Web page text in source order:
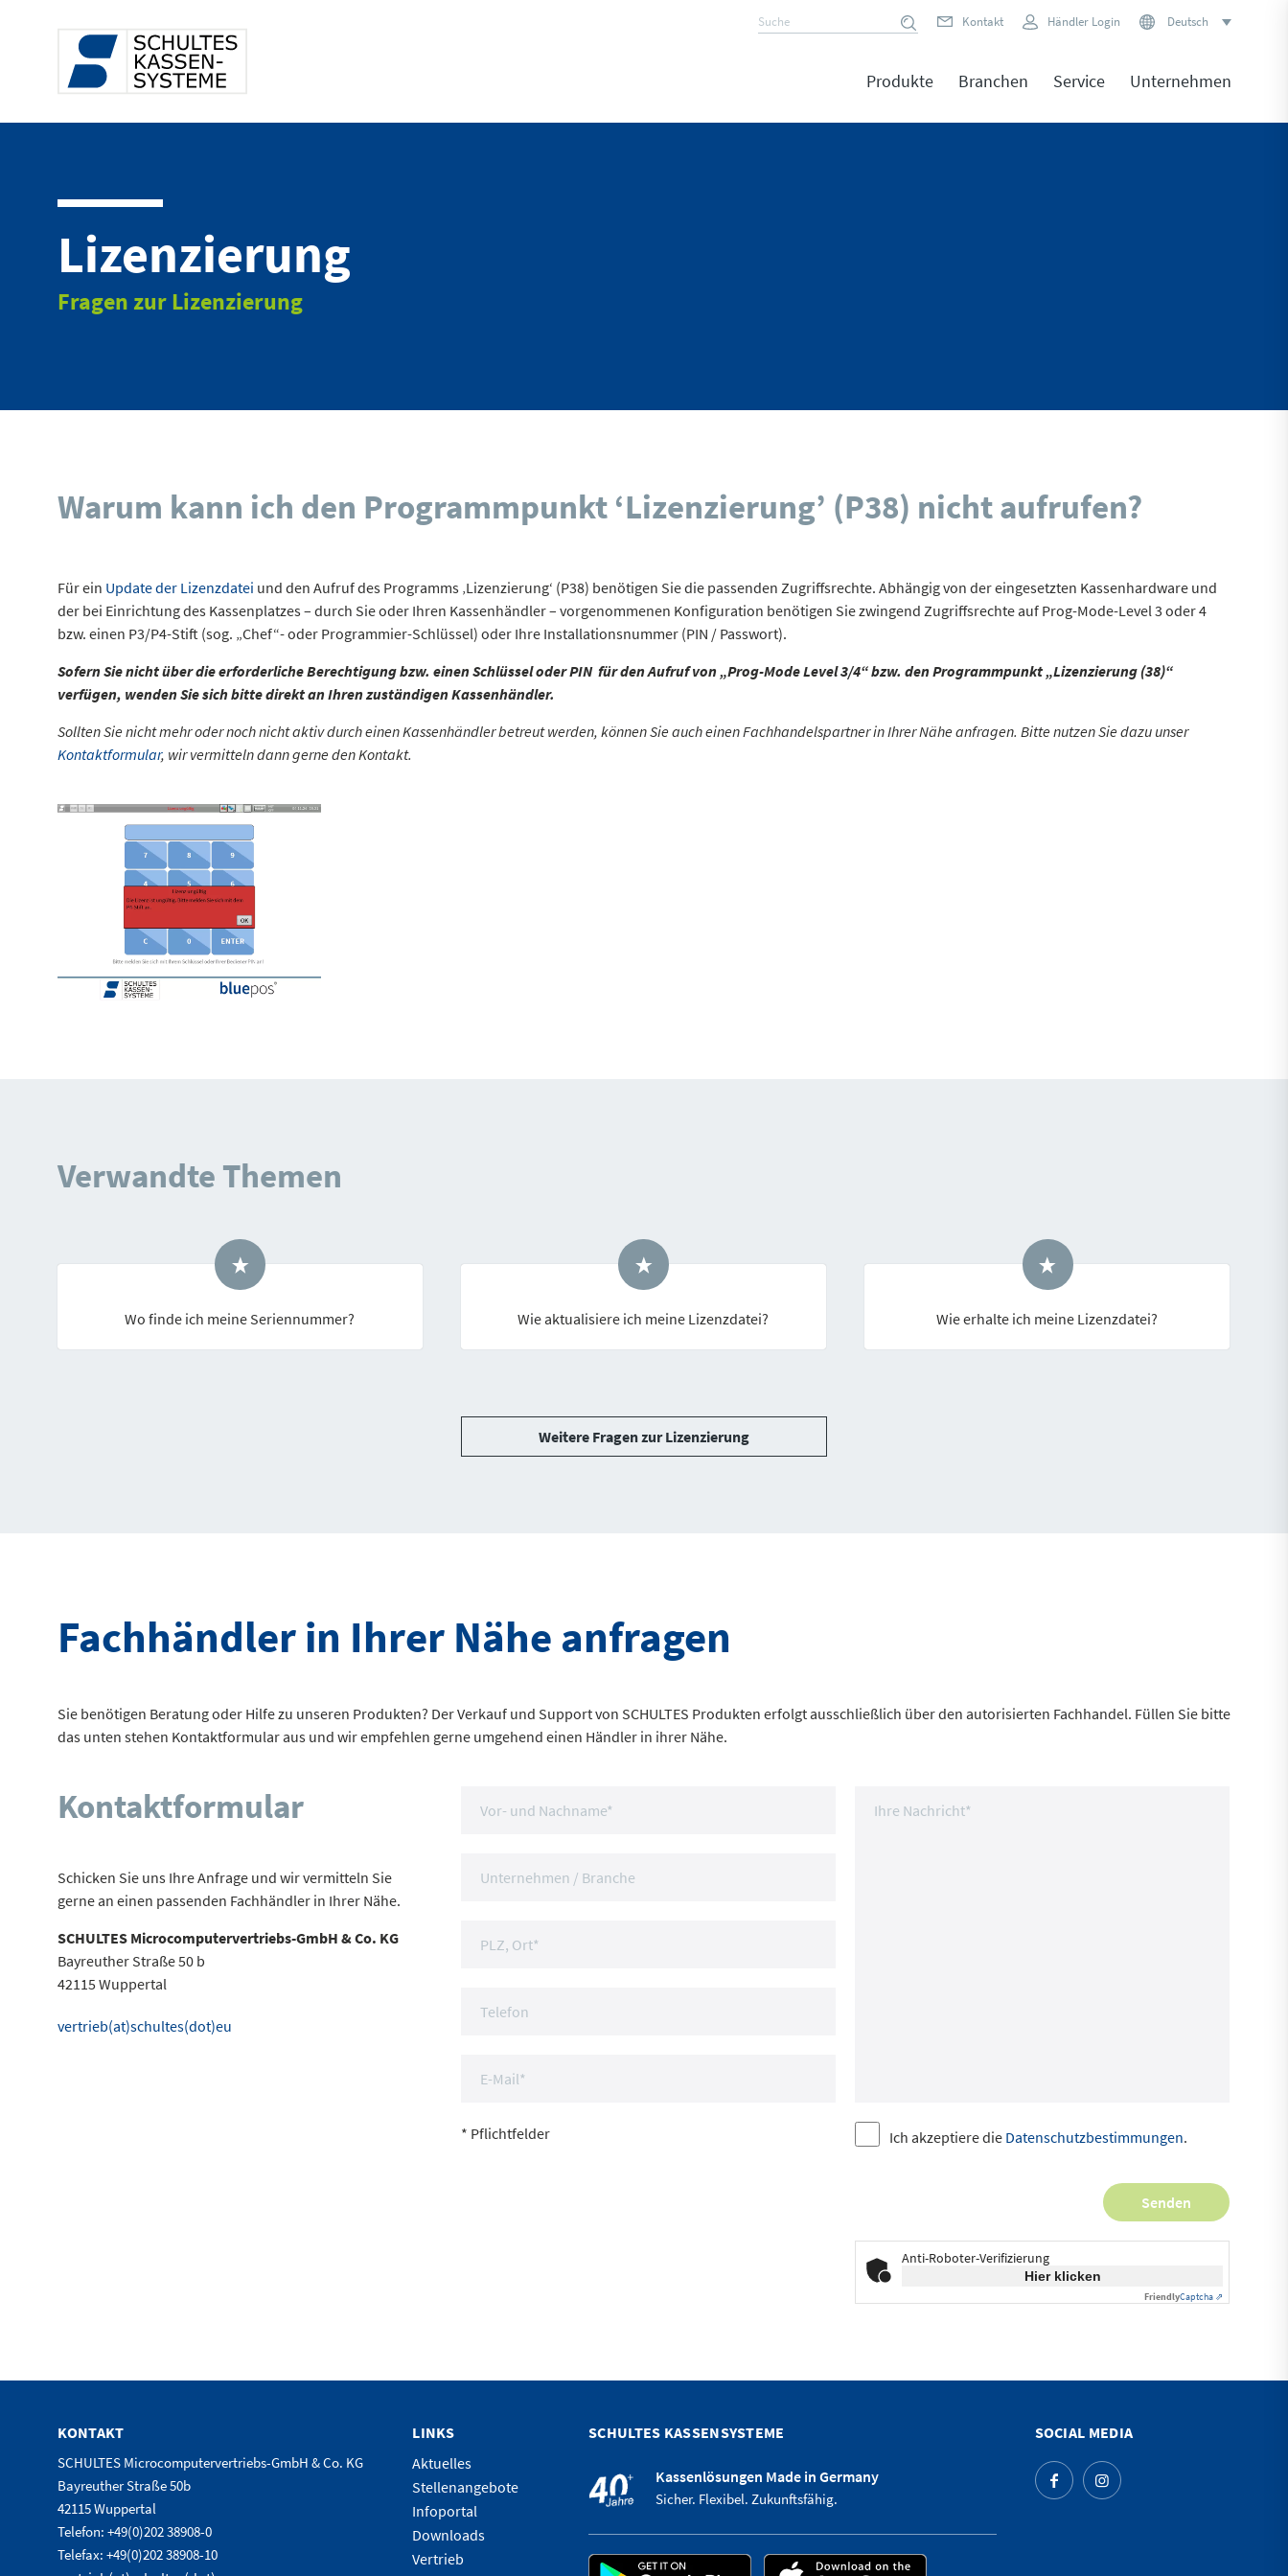
Kontakt Händler Login Deutsch
Produkte Branchen Service Unternehmen
Lizenzierung
Fragen zur Lizenzierung
Warum kann ich den Programmpunkt ‘Lizenzierung’ (P38) nicht aufrufen?
Für ein Update der Lizenzdatei und den Aufruf des Programms ‚Lizenzierung‘ (P38) benötigen Sie die passenden Zugriffsrechte. Abhängig von der eingesetzten Kassenhardware und
der bei Einrichtung des Kassenplatzes – durch Sie oder Ihren Kassenhändler – vorgenommenen Konfiguration benötigen Sie zwingend Zugriffsrechte auf Prog-Mode-Level 3 oder 4
bzw. einen P3/P4-Stift (sog. „Chef“- oder Programmier-Schlüssel) oder Ihre Installationsnummer (PIN / Passwort).
Sofern Sie nicht über die erforderliche Berechtigung bzw. einen Schlüssel oder PIN für den Aufruf von „Prog-Mode Level 3/4“ bzw. den Programmpunkt „Lizenzierung (38)“
verfügen, wenden Sie sich bitte direkt an Ihren zuständigen Kassenhändler.
Sollten Sie nicht mehr oder noch nicht aktiv durch einen Kassenhändler betreut werden, können Sie auch einen Fachhandelspartner in Ihrer Nähe anfragen. Bitte nutzen Sie dazu unser
Kontaktformular, wir vermitteln dann gerne den Kontakt.
Verwandte Themen
Wo finde ich meine Seriennummer? Wie aktualisiere ich meine Lizenzdatei? Wie erhalte ich meine Lizenzdatei?
Weitere Fragen zur Lizenzierung
Fachhändler in Ihrer Nähe anfragen
Sie benötigen Beratung oder Hilfe zu unseren Produkten? Der Verkauf und Support von SCHULTES Produkten erfolgt ausschließlich über den autorisierten Fachhandel. Füllen Sie bitte
das unten stehen Kontaktformular aus und wir empfehlen gerne umgehend einen Händler in ihrer Nähe.
Kontaktformular
Schicken Sie uns Ihre Anfrage und wir vermitteln Sie
gerne an einen passenden Fachhändler in Ihrer Nähe.
SCHULTES Microcomputervertriebs-GmbH & Co. KG
Bayreuther Straße 50 b
42115 Wuppertal
vertrieb(at)schultes(dot)eu
* Pflichtfelder Ich akzeptiere die Datenschutzbestimmungen.
Anti-Roboter-Verifizierung
Hier klicken
FriendlyCaptcha ⇗
KONTAKT
SCHULTES Microcomputervertriebs-GmbH & Co. KG
Bayreuther Straße 50b
42115 Wuppertal
Telefon: +49(0)202 38908-0
Telefax: +49(0)202 38908-10
LINKS
Aktuelles
Stellenangebote
Infoportal
Downloads
Vertrieb
SCHULTES KASSENSYSTEME
Kassenlösungen Made in Germany
Sicher. Flexibel. Zukunftsfähig.
SOCIAL MEDIA